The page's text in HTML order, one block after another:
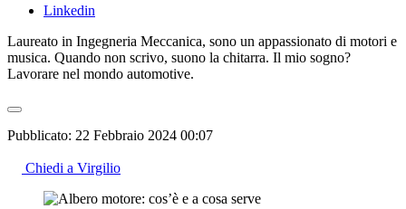
Linkedin
Laureato in Ingegneria Meccanica, sono un appassionato di motori e
musica. Quando non scrivo, suono la chitarra. Il mio sogno?
Lavorare nel mondo automotive.
Pubblicato: 22 Febbraio 2024 00:07
Chiedi a Virgilio